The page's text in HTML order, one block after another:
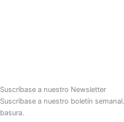
Suscríbase a nuestro Newsletter
Suscríbase a nuestro boletín
basura.